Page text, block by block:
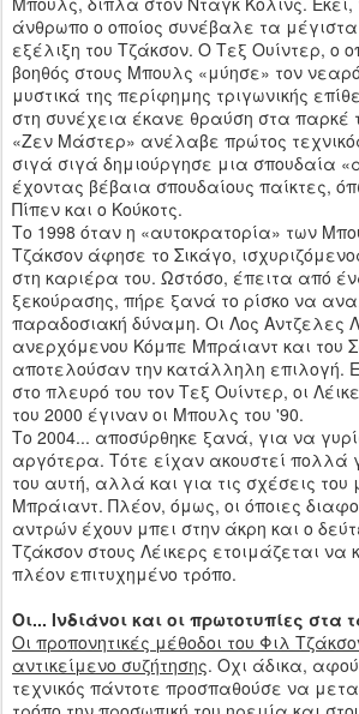
άνθρωπο ο οποίος συνέβαλε τα μέγιστα
εξέλιξη του Τζάκσον. Ο Τεξ Ουίντερ, ο
βοηθός στους Μπουλς «μύησε» τον
μυστικά της περίφημης τριγωνικής
στη συνέχεια έκανε θραύση στα παρκέ
«Ζεν Μάστερ» ανέλαβε πρώτος
σιγά σιγά δημιούργησε μια σπουδαία
έχοντας βέβαια σπουδαίους παίκτες,
Πίπεν και ο Κούκοτς.
Το 1998 όταν η «αυτοκρατορία» των
Τζάκσον άφησε το Σικάγο,
στη καριέρα του. Ωστόσο, έπειτα από
ξεκούρασης, πήρε ξανά το ρίσκο να
παραδοσιακή δύναμη. Οι Λος Αντζελες
ανερχόμενου Κόμπε Μπράιαντ και του
αποτελούσαν την κατάλληλη επιλογή.
στο πλευρό του τον Τεξ Ουίντερ, οι
του 2000 έγιναν οι Μπουλς του '90.
Το 2004... αποσύρθηκε ξανά, για να
αργότερα. Τότε είχαν ακουστεί πολλά
του αυτή, αλλά και για τις σχέσεις του
Μπράιαντ. Πλέον, όμως, οι όποιες
αντρών έχουν μπει στην άκρη και ο
Τζάκσον στους Λέικερς ετοιμάζεται να
πλέον επιτυχημένο τρόπο.
Οι... Ινδιάνοι και οι πρωτοτυπίες στα
Οι προπονητικές μέθοδοι του Φιλ
αντικείμενο συζήτησης. Οχι άδικα,
τεχνικός πάντοτε προσπαθούσε να